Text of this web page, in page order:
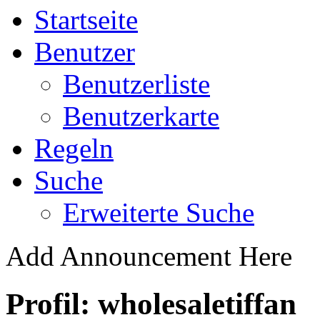
Startseite
Benutzer
Benutzerliste
Benutzerkarte
Regeln
Suche
Erweiterte Suche
Add Announcement Here
Profil: wholesaletiffan